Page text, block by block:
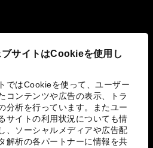
ブサイトはCookieを使用し
ではCookieを使って、ユーザー
コンテンツや広告の表示、トラ
分析を行っています。またユー
サイトの利用状況についても情
、ソーシャルメディアや広告配
解析の各パートナーに情報を共
組み